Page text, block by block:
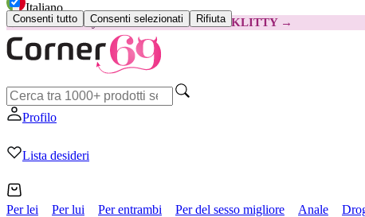
Consenti tutto Consenti selezionati Rifiuta
Italiano
😽Svakom Klitty: 15 € IN MENO Codice: KLITTY →
Profilo
Lista desideri
Per lei Per lui Per entrambi Per del sesso migliore Anale